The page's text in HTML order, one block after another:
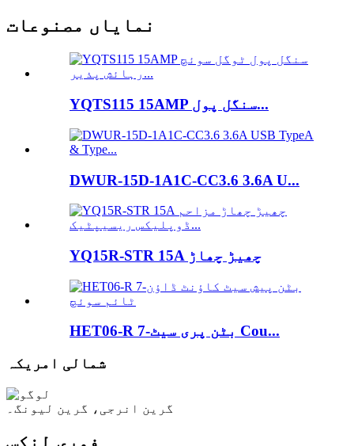
نمایاں مصنوعات
YQTS115 15AMP سنگل پول...
DWUR-15D-1A1C-CC3.6 3.6A U...
YQ15R-STR 15A چھیڑ چھاڑ
HET06-R 7-بٹن پری سیٹ Cou...
شمالی امریکہ
گرین انرجی، گرین لیونگ۔
فوری لنکس